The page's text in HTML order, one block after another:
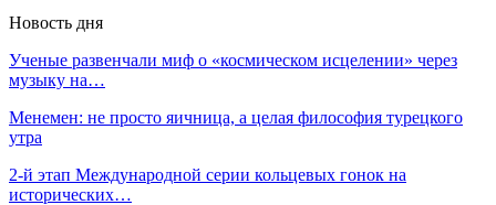
Новость дня
Ученые развенчали миф о «космическом исцелении» через
музыку на…
Менемен: не просто яичница, а целая философия турецкого
утра
2‑й этап Международной серии кольцевых гонок на
исторических…